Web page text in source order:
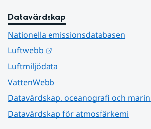
Datavärdskap
Nationella emissionsdatabasen
Luftwebb
Luftmiljödata
VattenWebb
Datavärdskap, oceanografi och
Datavärdskap för atmosfärkemi